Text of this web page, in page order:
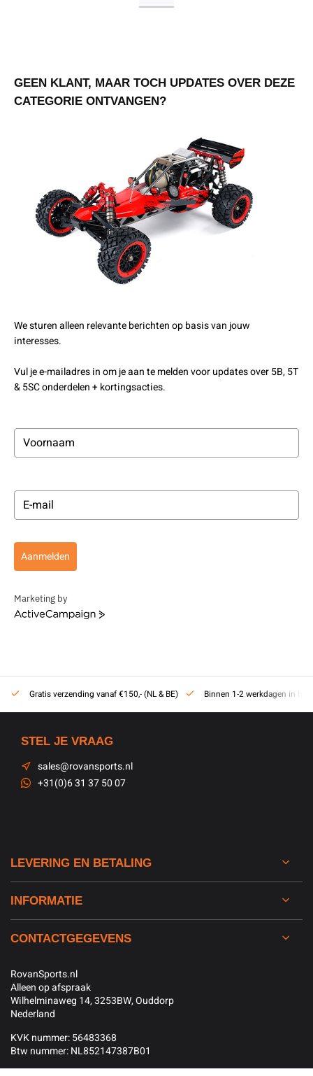
GEEN KLANT, MAAR TOCH UPDATES OVER DEZE
CATEGORIE ONTVANGEN?
We sturen alleen relevante berichten op basis van jouw
interesses.
Vul je e-mailadres in om je aan te melden voor updates over 5B, 5T
& 5SC onderdelen + kortingsacties.
Aanmelden
Marketing by
ActiveCampaign
Gratis verzending vanaf €150,- (NL & BE) Binnen 1-2 werkdagen in huis
STEL JE VRAAG
sales@rovansports.nl
+31(0)6 31 37 50 07
LEVERING EN BETALING
INFORMATIE
CONTACTGEGEVENS
RovanSports.nl
Alleen op afspraak
Wilhelminaweg 14, 3253BW, Ouddorp
Nederland
KVK nummer: 56483368
Btw nummer: NL852147387B01